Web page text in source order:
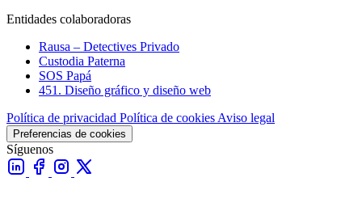
Entidades colaboradoras
Rausa – Detectives Privado
Custodia Paterna
SOS Papá
451. Diseño gráfico y diseño web
Política de privacidad Política de cookies Aviso legal
Preferencias de cookies
Síguenos